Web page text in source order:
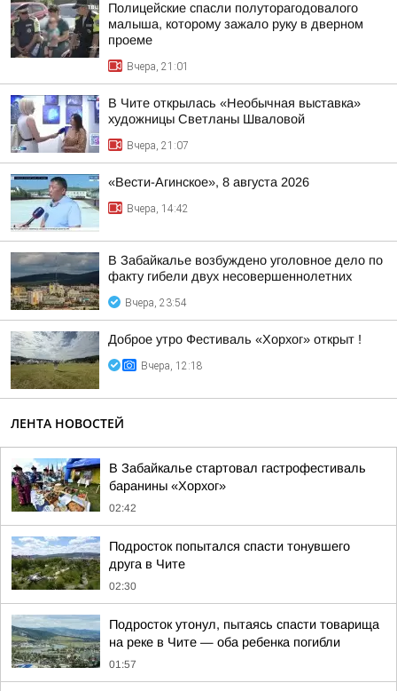
Полицейские спасли полуторагодовалого
малыша, которому зажало руку в дверном
проеме
Вчера, 21:01
В Чите открылась «Необычная выставка»
художницы Светланы Шваловой
Вчера, 21:07
«Вести-Агинское», 8 августа 2026
Вчера, 14:42
В Забайкалье возбуждено уголовное дело по
факту гибели двух несовершеннолетних
Вчера, 23:54
Доброе утро Фестиваль «Хорхог» открыт !
Вчера, 12:18
ЛЕНТА НОВОСТЕЙ
В Забайкалье стартовал гастрофестиваль
баранины «Хорхог»
02:42
Подросток попытался спасти тонувшего
друга в Чите
02:30
Подросток утонул, пытаясь спасти товарища
на реке в Чите — оба ребенка погибли
01:57